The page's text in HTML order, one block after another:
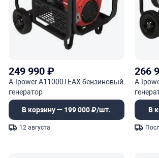
249 990 ₽
A-Ipower A11000TEAX бензиновый
генератор
В корзину — 199 000 ₽/шт.
12 августа
266
A-
В